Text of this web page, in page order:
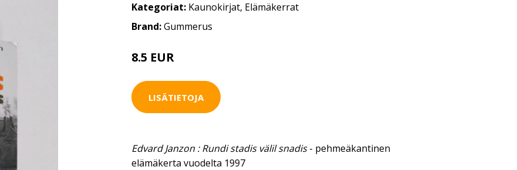
Kategoriat: Kaunokirjat, Elämäkerrat
Brand:Gummerus
8.5 EUR
LISÄTIETOJA
Edvard Janzon : Rundi stadis välil snadis- pehmeäkantinen
elämäkerta vuodelta 1997